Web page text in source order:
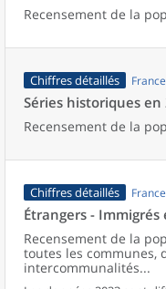
Recensement de la
Chiffres détaillés
Séries historiques en
Recensement de la
Chiffres détaillés
Étrangers - Immigrés
Recensement de la
toutes les communes,
intercommunalités...